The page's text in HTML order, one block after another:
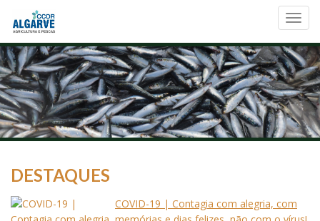
DESTAQUES
COVID-19 | Contagia com alegria, com